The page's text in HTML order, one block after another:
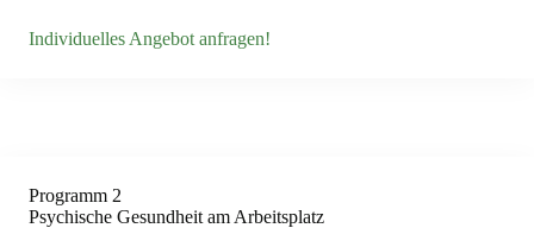
Individuelles Angebot anfragen!
Programm 2
Psychische Gesundheit am Arbeitsplatz